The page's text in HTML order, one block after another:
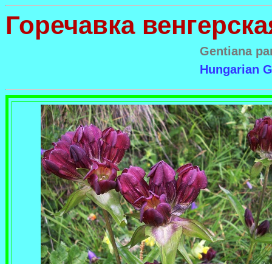
Горечавка
Gentiana
Hungarian